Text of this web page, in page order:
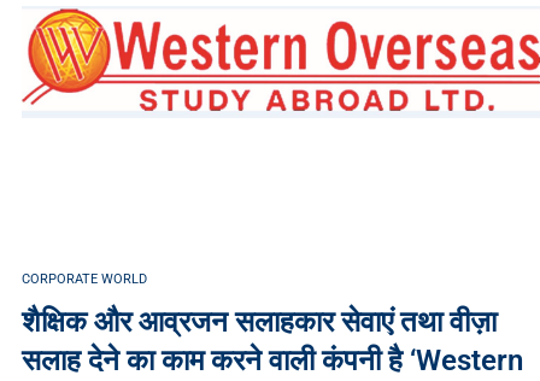
CORPORATE WORLD
शैक्षिक और आव्रजन सलाहकार सेवाएं तथा वीज़ा
सलाह देने का काम करने वाली कंपनी है ‘Western